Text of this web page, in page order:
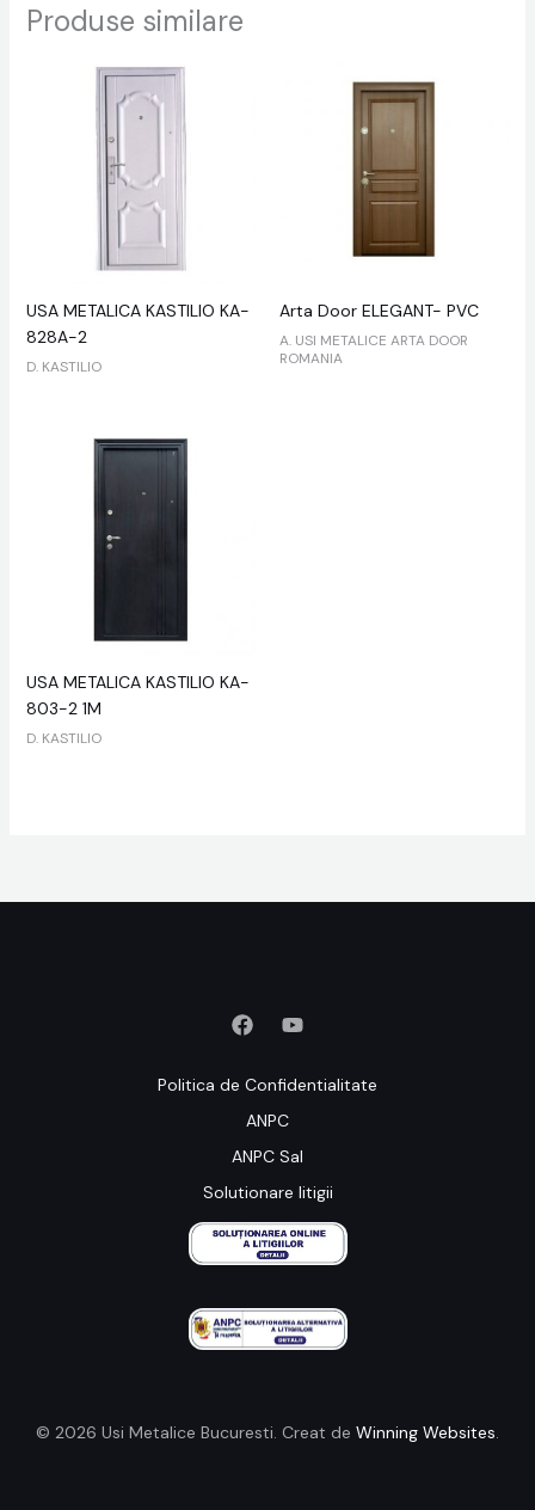
Produse similare
USA METALICA KASTILIO KA-
828A-2
D. KASTILIO
Arta Door ELEGANT- PVC
A. USI METALICE ARTA DOOR
ROMANIA
USA METALICA KASTILIO KA-
803-2 1M
D. KASTILIO
Politica de Confidentialitate
ANPC
ANPC Sal
Solutionare litigii
© 2026 Usi Metalice Bucuresti. Creat de Winning Websites.